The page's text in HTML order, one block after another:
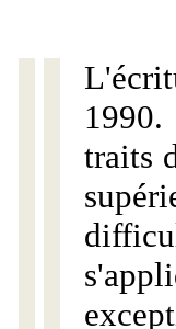
traits